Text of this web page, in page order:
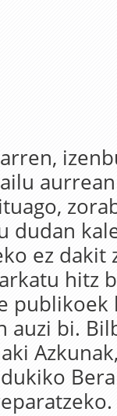
dudan
ez dakit
hitz
publikoek
auzi bi.